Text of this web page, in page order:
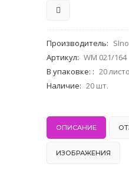
Производитель:
Артикул: WM 021/164
В упаковке: : 20
Наличие: 20 шт.
ОПИСАНИЕ
ИЗОБРАЖЕНИЯ